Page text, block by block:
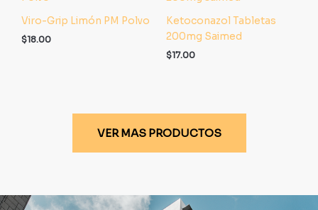
Viro-Grip Limón PM Polvo
$18.00
Ketoconazol Tabletas
200mg Saimed
$17.00
VER MAS PRODUCTOS